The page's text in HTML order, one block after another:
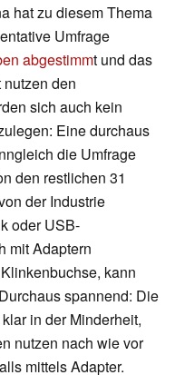
hat zu diesem Thema
Umfrage
abgestimmt und das
den
sich auch kein
Eine durchaus
die Umfrage
den restlichen 31
der Industrie
oder USB-
mit Adaptern
kann
spannend: Die
in der Minderheit,
nutzen nach wie vor
mittels Adapter.